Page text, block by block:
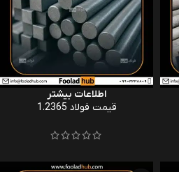
اطلاعات بیشتر
قیمت فولاد 1.2365